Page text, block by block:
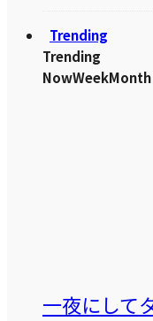
Trending
Trending
NowWeekMonth
一夜にして